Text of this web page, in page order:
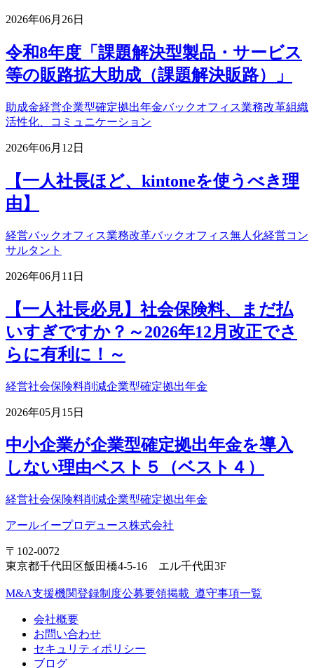
2026年06月26日
令和8年度「課題解決型製品・サービス
等の販路拡大助成（課題解決販路）」
助成金経営企業型確定拠出年金バックオフィス業務改革組織
活性化、コミュニケーション
2026年06月12日
【一人社長ほど、kintoneを使うべき理
由】
経営バックオフィス業務改革バックオフィス無人化経営コン
サルタント
2026年06月11日
【一人社長必見】社会保険料、まだ払
いすぎですか？～2026年12月改正でさ
らに有利に！～
経営社会保険料削減企業型確定拠出年金
2026年05月15日
中小企業が企業型確定拠出年金を導入
しない理由ベスト５（ベスト４）
経営社会保険料削減企業型確定拠出年金
アールイープロデュース株式会社
〒102-0072
東京都千代田区飯田橋4-5-16 エル千代田3F
M&A支援機関登録制度公募要領掲載_遵守事項一覧
会社概要
お問い合わせ
セキュリティポリシー
ブログ